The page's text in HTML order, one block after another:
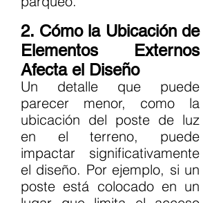
2. Cómo la Ubicación de
Elementos Externos
Afecta el Diseño
Un detalle que puede
parecer menor, como la
ubicación del poste de luz
en el terreno, puede
impactar significativamente
el diseño. Por ejemplo, si un
poste está colocado en un